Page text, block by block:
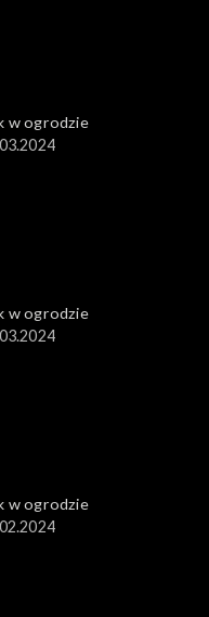
w ogrodzie
w ogrodzie
w ogrodzie